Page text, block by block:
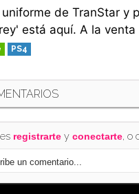
de TranStar y
está aquí. A la
PS4
registrartey conectarte, o